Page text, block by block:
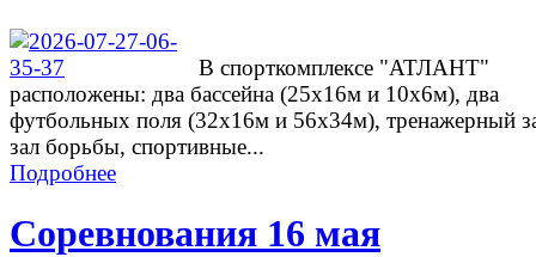
В спорткомплексе "АТЛАНТ"
расположены: два бассейна (25х16м и 10х6м), два
футбольных поля (32х16м и 56х34м), тренажерный
зал борьбы, спортивные...
Подробнее
Соревнования 16 мая